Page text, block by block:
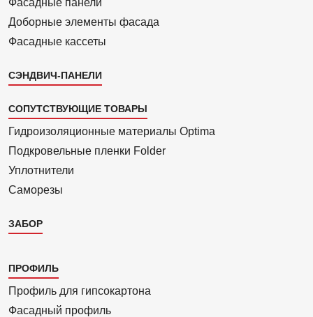
Доборные элементы фасада
Фасадные кассеты
СЭНДВИЧ-ПАНЕЛИ
СОПУТСТВУЮЩИЕ ТОВАРЫ
Гидроизоля­ционные материалы Optima
Подкровель­ные пленки Folder
Уплотнители
Саморезы
ЗАБОР
Каталог
3
ПРОФИЛЬ
Профиль для гипсо­картона
Фасадный профиль